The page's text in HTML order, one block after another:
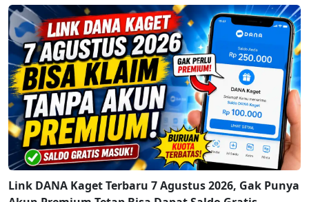
Link DANA Kaget Terbaru 7 Agustus 2026, Gak Punya